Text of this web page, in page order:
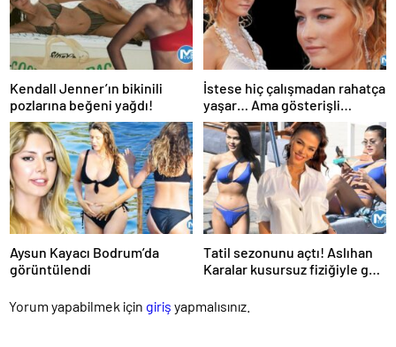
Kendall Jenner’ın bikinili
pozlarına beğeni yağdı!
İstese hiç çalışmadan rahatça
yaşar… Ama gösterişli
evinden çıktı, cinayet
zanlısının peşine düştü
Aysun Kayacı Bodrum’da
görüntülendi
Tatil sezonunu açtı! Aslıhan
Karalar kusursuz fiziğiyle göz
Yorum yapabilmek için giriş yapmalısınız.